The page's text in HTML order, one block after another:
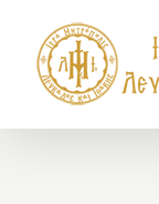
περιεχόμενο